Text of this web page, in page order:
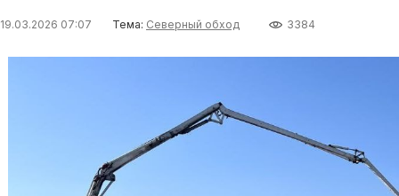
19.03.2026 07:07 Тема: Северный обход 3384